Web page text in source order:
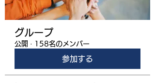
グループ
公開 · 158名のメンバー
参加する